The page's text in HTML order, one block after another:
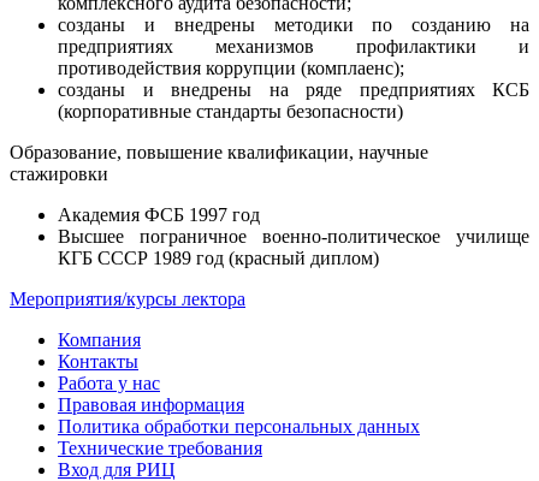
созданы и внедрены методики по созданию на
предприятиях механизмов профилактики и
противодействия коррупции (комплаенс);
созданы и внедрены на ряде предприятиях КСБ
(корпоративные стандарты безопасности)
Образование, повышение квалификации, научные
стажировки
Академия ФСБ 1997 год
Высшее пограничное военно-политическое училище
КГБ СССР 1989 год (красный диплом)
Мероприятия/курсы лектора
Компания
Контакты
Работа у нас
Правовая информация
Политика обработки персональных данных
Технические требования
Вход для РИЦ